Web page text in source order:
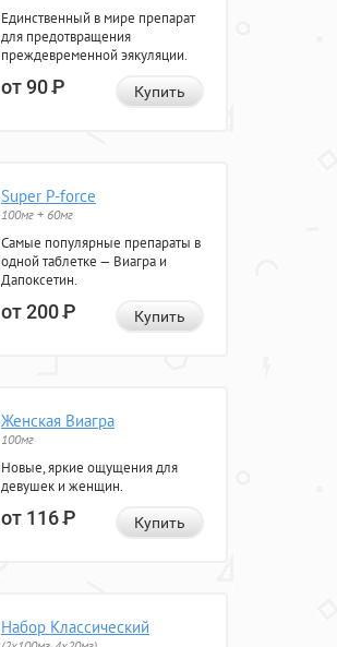
Единственный в мире препарат
для предотвращения
преждевременной эякуляции.
от 90Р Купить
Super P-force
100мг + 60мг
Самые популярные препараты в
одной таблетке — Виагра и
Дапоксетин.
от 200Р Купить
Женская Виагра
100мг
Новые, яркие ощущения для
девушек и женщин.
от 116Р Купить
Набор Классический